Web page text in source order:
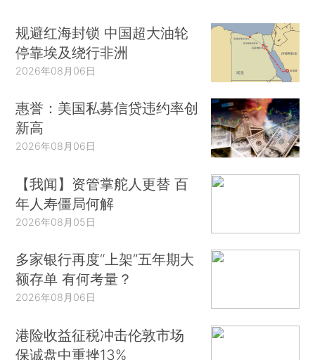
规避红海封锁 中国超大油轮
停靠埃及绕行非洲
2026年08月06日
惠誉：美国私募信贷违约率创
新高
2026年08月06日
【我闻】资管掌舵人更替 百
年人寿僵局何解
2026年08月05日
多家银行再度“上架”五年期大
额存单 有何考量？
2026年08月06日
港险收益征税冲击伦敦市场
保诚盘中重挫13%